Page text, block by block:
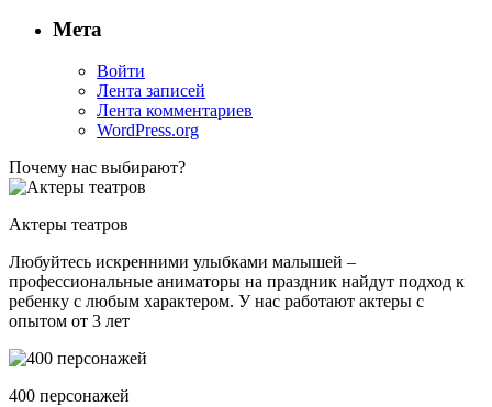
Мета
Войти
Лента записей
Лента комментариев
WordPress.org
Почему нас выбирают?
Актеры театров
Любуйтесь искренними улыбками малышей –
профессиональные аниматоры на праздник найдут подход к
ребенку с любым характером. У нас работают актеры с
опытом от 3 лет
400 персонажей